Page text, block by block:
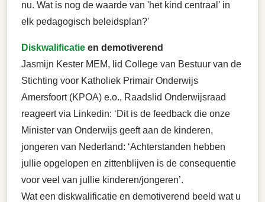
nu. Wat is nog de waarde van 'het kind centraal' in
elk pedagogisch beleidsplan?'
Diskwalificatie en demotiverend
Jasmijn Kester MEM, lid College van Bestuur van de
Stichting voor Katholiek Primair Onderwijs
Amersfoort (KPOA) e.o., Raadslid Onderwijsraad
reageert via Linkedin: ‘Dit is de feedback die onze
Minister van Onderwijs geeft aan de kinderen,
jongeren van Nederland: ‘Achterstanden hebben
jullie opgelopen en zittenblijven is de consequentie
voor veel van jullie kinderen/jongeren’.
Wat een diskwalificatie en demotiverend beeld wat u